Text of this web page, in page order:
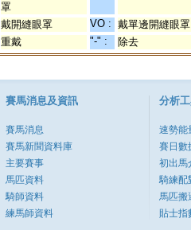
罩
戴開縫眼罩 VO : 戴單邊開縫眼罩
重戴 "-" : 除去
賽馬消息及資訊
賽馬消息
賽馬新聞資料庫
主要賽事
馬匹資料
騎師資料
練馬師資料
分析
速勢能
賽日數
初出馬
騎練配
馬匹搬
貼士指